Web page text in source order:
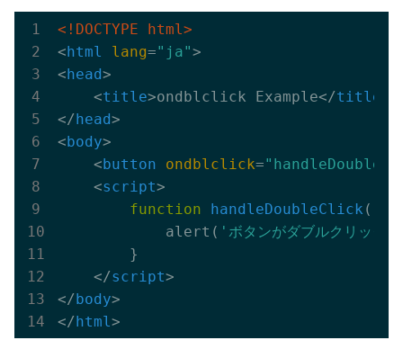
<!DOCTYPE html>
<html lang="ja">
<head>
<title>ondblclick Example</title
</head>
<body>
<button ondblclick=
<script>
function
handleDoubleClick ()
            alert(
'ボタンがダブルクリック
        }
</script>
</body>
</html >